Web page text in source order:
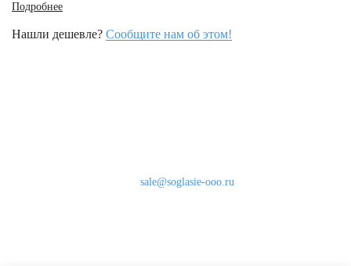
Подробнее
Нашли дешевле? Сообщите нам об этом!
sale@soglasie-ooo.ru